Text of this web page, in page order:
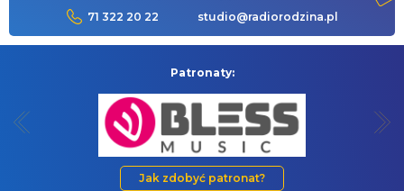
71 322 20 22 studio@radiorodzina.pl
Patronaty:
Jak zdobyć patronat?